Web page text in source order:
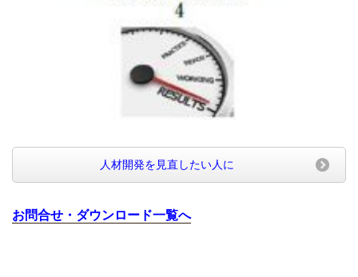
人材開発を見直したい人に
お問合せ・ダウンロード一覧へ